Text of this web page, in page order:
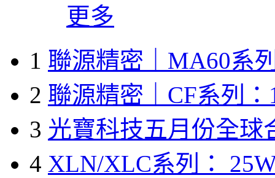
更多
1 聯源精密｜MA60系
2 聯源精密｜CF系列：
3 光寶科技五月份全球
4 XLN/XLC系列：